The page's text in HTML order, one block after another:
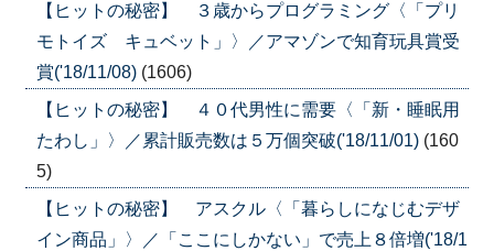
【ヒットの秘密】 ３歳からプログラミング〈「プリ
モトイズ キュベット」〉／アマゾンで知育玩具賞受
賞('18/11/08) (1606)
【ヒットの秘密】 ４０代男性に需要〈「新・睡眠用
たわし」〉／累計販売数は５万個突破('18/11/01) (160
5)
【ヒットの秘密】 アスクル〈「暮らしになじむデザ
イン商品」〉／「ここにしかない」で売上８倍増('18/1